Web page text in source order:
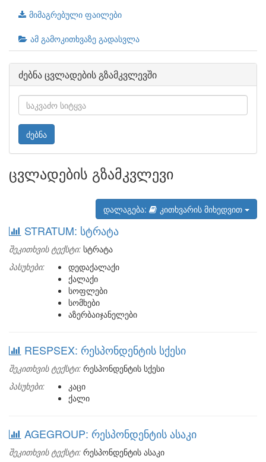
მიმაგრებული ფაილები
ამ გამოკითხვაზე გადასვლა
ძებნა ცვლადების გზამკვლევში
ძებნა
ცვლადების გზამკვლევი
დალაგება: კითხვარის მიხედვით
STRATUM: სტრატა
შეკითხვის ტექსტი: სტრატა
პასუხები:
დედაქალაქი
ქალაქი
სოფლები
სომხები
აზერბაიჯანელები
RESPSEX: რესპონდენტის სქესი
შეკითხვის ტექსტი: რესპონდენტის სქესი
პასუხები:
კაცი
ქალი
AGEGROUP: რესპონდენტის ასაკი
შეკითხვის ტექსტი: რესპონდენტის ასაკი